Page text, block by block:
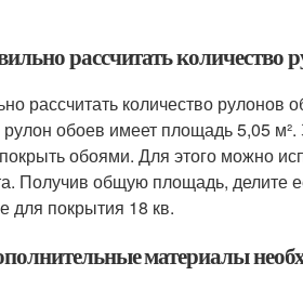
рассчитать количество
рассчитать количество рулонов
обоев имеет площадь 5,05
обоями. Для этого можно
Получив общую площадь, делите
для покрытия 18 кв.
материалы